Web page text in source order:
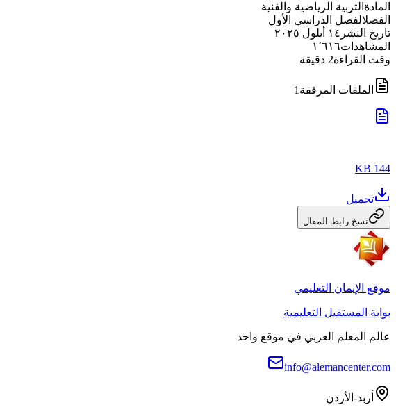
المادة التربية الرياضية والفنية
الفصلالفصل الدراسي الأول
تاريخ النشر ١٤ أيلول ٢٠٢٥
المشاهدات١٬٦١٦
وقت القراءة2 دقيقة
الملفات المرفقة 1
144 KB
تحميل
نسخ رابط المقال
موقع الإيمان التعليمي
بوابة المستقبل التعليمية
عالم المعلم العربي في موقع واحد
info@alemancenter.com
أربد-الأردن